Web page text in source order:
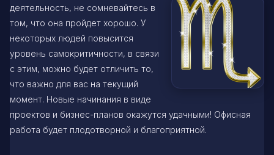
деятельность, не сомневайтесь в
том, что она пройдет хорошо. У
некоторых людей повысится
уровень самокритичности, в связи
с этим, можно будет отличить то,
что важно для вас на текущий
момент. Новые начинания в виде
проектов и бизнес-планов окажутся удачными! Офисная
работа будет плодотворной и благоприятной.